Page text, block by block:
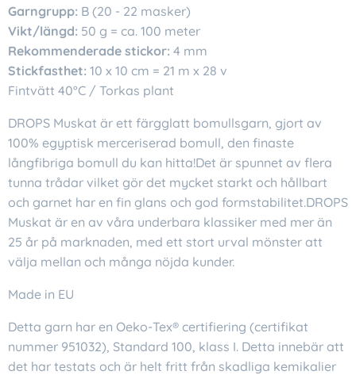
Garngrupp: B (20 - 22 masker)
Vikt/längd: 50 g = ca. 100 meter
Rekommenderade stickor: 4 mm
Stickfasthet: 10 x 10 cm = 21 m x 28 v
Fintvätt 40°C / Torkas plant
DROPS Muskat är ett färgglatt bomullsgarn, gjort av
100% egyptisk merceriserad bomull, den finaste
långfibriga bomull du kan hitta!Det är spunnet av flera
tunna trådar vilket gör det mycket starkt och hållbart
och garnet har en fin glans och god formstabilitet.DROPS
Muskat är en av våra underbara klassiker med mer än
25 år på marknaden, med ett stort urval mönster att
välja mellan och många nöjda kunder.
Made in EU
Detta garn har en Oeko-Tex® certifiering (certifikat
nummer 951032), Standard 100, klass I. Detta innebär att
det har testats och är helt fritt från skadliga kemikalier